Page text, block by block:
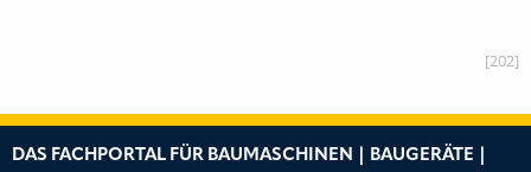
[202]
DAS FACHPORTAL FÜR BAUMASCHINEN | BAUGERÄTE |